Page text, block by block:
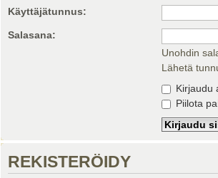
Käyttäjätunnus:
Salasana:
Unohdin
Lähetä
Kirjaudu
Piilota
REKISTERÖIDY